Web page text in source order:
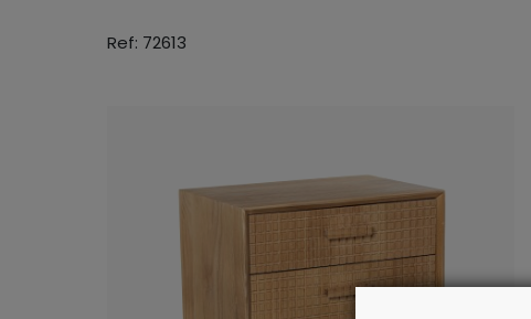
Ref: 72613